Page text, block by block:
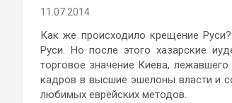
11.07.2014
Как же происходило крещение
Руси. Но после этого хазарские
торговое значение Киева,
кадров в высшие эшелоны власти и
любимых еврейских методов.